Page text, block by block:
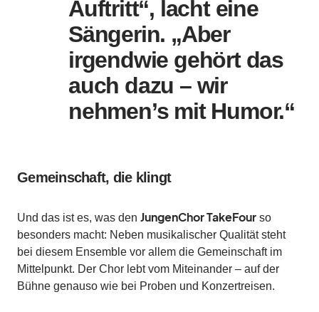
Auftritt“, lacht eine
Sängerin. „Aber
irgendwie gehört das
auch dazu – wir
nehmen’s mit Humor.“
Gemeinschaft, die klingt
Und das ist es, was den JungenChor TakeFour so
besonders macht: Neben musikalischer Qualität steht
bei diesem Ensemble vor allem die Gemeinschaft im
Mittelpunkt. Der Chor lebt vom Miteinander – auf der
Bühne genauso wie bei Proben und Konzertreisen.